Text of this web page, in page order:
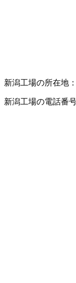
新潟工場の所在地
新潟工場の電話番